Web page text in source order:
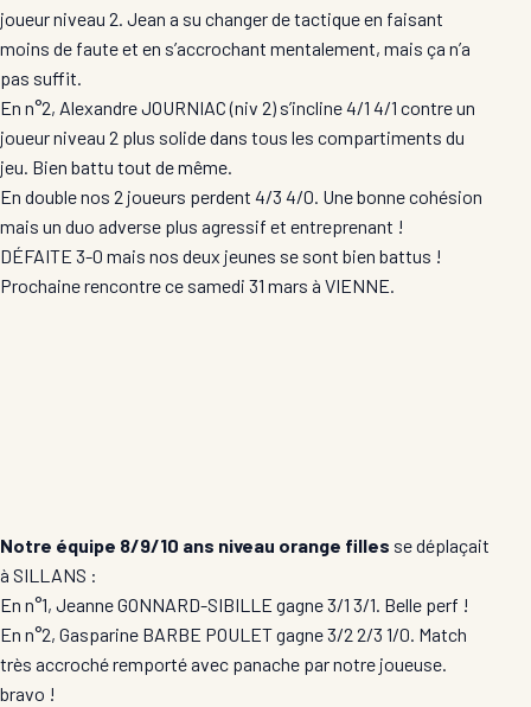
joueur niveau 2. Jean a su changer de tactique en faisant
moins de faute et en s’accrochant mentalement, mais ça n’a
pas suffit.
En n°2, Alexandre JOURNIAC (niv 2) s’incline 4/1 4/1 contre un
joueur niveau 2 plus solide dans tous les compartiments du
jeu. Bien battu tout de même.
En double nos 2 joueurs perdent 4/3 4/0. Une bonne cohésion
mais un duo adverse plus agressif et entreprenant !
DÉFAITE 3-0 mais nos deux jeunes se sont bien battus !
Prochaine rencontre ce samedi 31 mars à VIENNE.
Notre équipe 8/9/10 ans niveau orange filles se déplaçait
à SILLANS :
En n°1, Jeanne GONNARD-SIBILLE gagne 3/1 3/1. Belle perf !
En n°2, Gasparine BARBE POULET gagne 3/2 2/3 1/0. Match
très accroché remporté avec panache par notre joueuse.
bravo !